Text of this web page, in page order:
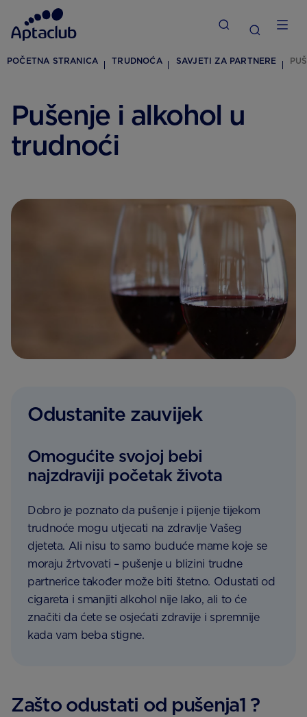
POČETNA STRANICA TRUDNOĆA SAVJETI ZA PARTNERE
Pušenje i alkohol u
trudnoći
Odustanite zauvijek
Omogućite svojoj bebi
najzdraviji početak života
Dobro je poznato da pušenje i pijenje tijekom
trudnoće mogu utjecati na zdravlje Vašeg
djeteta. Ali nisu to samo buduće mame koje se
moraju žrtvovati – pušenje u blizini trudne
partnerice također može biti štetno. Odustati od
cigareta i smanjiti alkohol nije lako, ali to će
značiti da ćete se osjećati zdravije i spremnije
kada vam beba stigne.
Zašto odustati od pušenja1 ?